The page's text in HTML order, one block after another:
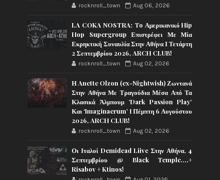
rocknroll_town Aug 06, 2026
LA COKA NOSTRA: To Αμερικανικό Hip
Hop Supergroup Επιστρέφει Με Μία
Εκρηκτική Συναυλία Στην Αθήνα Ι Τετάρτη
2 Σεπτεμβρίου 2026, ARCH CLUB!
rocknroll_town Aug 02, 2026
Η Anette Olzon (ex-Nightwish) Ζωντανά
Στην Αθήνα Με Τραγούδια Μέσα Από Τα
Κλασικά Άλμπουμ ‘Dark Passion Play’
Και ‘Imaginaerum’ I Πέμπτη 6 Αυγούστου
2026, ARCH CLUB!
rocknroll_town Aug 02, 2026
Οι Ιταλοί Demidead Liive Στην Αθήνα, 4
Σεπτεμβρίου @ Black Temple….+
Risabov + Ktinos!